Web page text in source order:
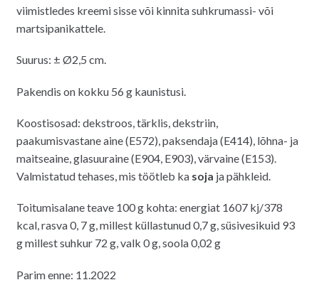
viimistledes kreemi sisse või kinnita suhkrumassi- või
martsipanikattele.
Suurus: ± Ø2,5 cm.
Pakendis on kokku 56 g kaunistusi.
Koostisosad: dekstroos, tärklis, dekstriin,
paakumisvastane aine (E572), paksendaja (E414), lõhna- ja
maitseaine, glasuuraine (E904, E903), värvaine (E153).
Valmistatud tehases, mis töötleb ka soja ja pähkleid.
Toitumisalane teave 100 g kohta: energiat 1607 kj/378
kcal, rasva 0, 7 g, millest küllastunud 0,7 g, süsivesikuid 93
g millest suhkur 72 g, valk 0 g, soola 0,02 g
Parim enne: 11.2022